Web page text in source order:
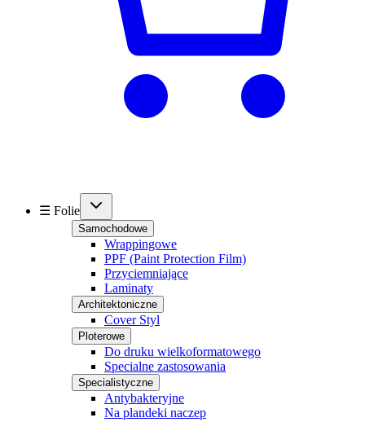
☰ Folie
Samochodowe
Wrappingowe
PPF (Paint Protection Film)
Przyciemniające
Laminaty
Architektoniczne
Cover Styl
Ploterowe
Do druku wielkoformatowego
Specialne zastosowania
Specialistyczne
Antybakteryjne
Na plandeki naczep